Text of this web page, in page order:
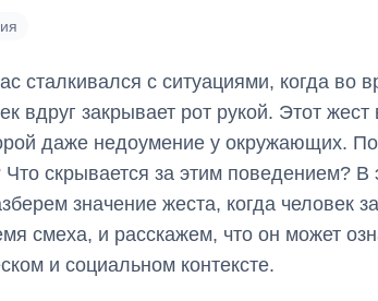
сталкивался с ситуациями, когда во
вдруг закрывает рот рукой. Этот
даже недоумение у окружающих.
скрывается за этим поведением? В
значение жеста, когда человек
смеха, и расскажем, что он может
и социальном контексте.